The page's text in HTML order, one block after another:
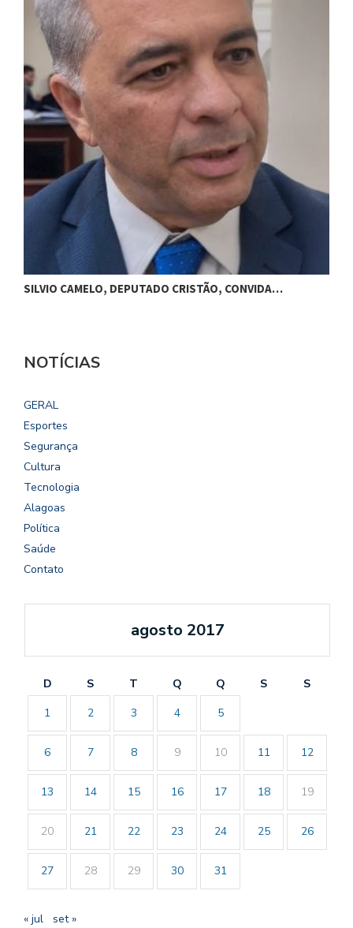
SILVIO CAMELO, DEPUTADO CRISTÃO, CONVIDA…
NOTÍCIAS
GERAL
Esportes
Segurança
Cultura
Tecnologia
Alagoas
Política
Saúde
Contato
agosto 2017
D S T Q Q S
S
1
2 3 4 5
6 7 8 9 10 11 12
13 14 15 16 17 18 19
20 21 22 23 24 25 26
27 28 29 30 31
« jul set »